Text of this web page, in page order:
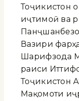
Тоҷикистон
иҷтимоӣ ва
Вазири
Шарифзода
раиси
Тоҷикистон
Мақомоти